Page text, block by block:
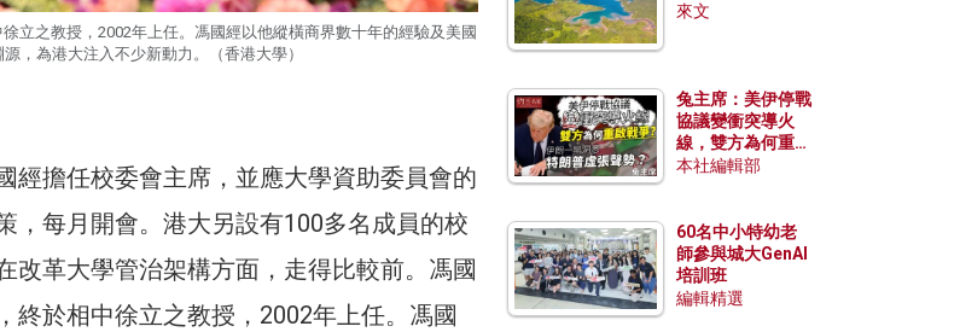
立之教授，2002年上任。馮國經以他縱橫商界數十年的經驗及美國
，為港大注入不少新動力。（香港大學）
經擔任校委會主席，並應大學資助委員會的
，每月開會。港大另設有100多名成員的校
改革大學管治架構方面，走得比較前。馮國
終於相中徐立之教授，2002年上任。馮國
來文
兔主席：美伊停戰
協議變衝突導火
線，雙方為何重啟
戰爭？伊朗一早洞
本社編輯部
60名中小特幼老
師參與城大GenAI
培訓班
編輯精選